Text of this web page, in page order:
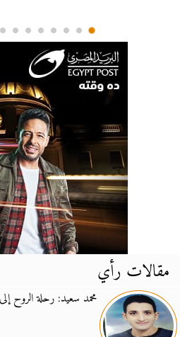
مقالات رأي
محمد سعيد: رحلة الروح